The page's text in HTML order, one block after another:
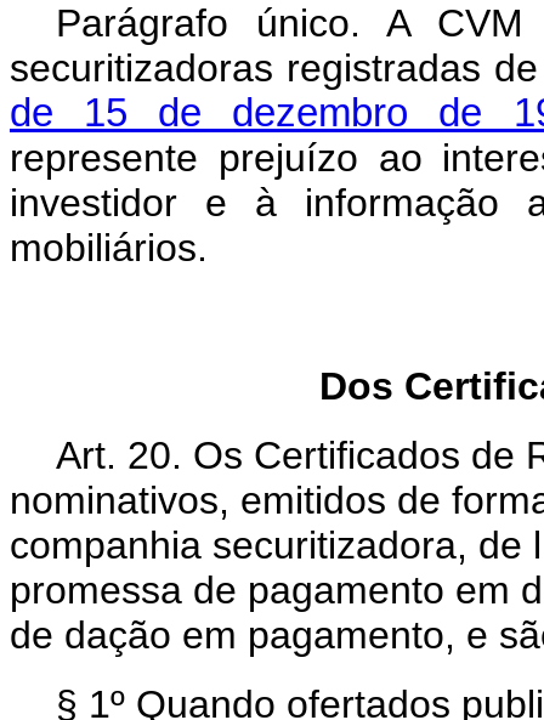
Parágrafo único. A
securitizadoras registradas
de 15 de dezembro de
represente prejuízo ao
investidor e à informação
mobiliários.
Dos
Art. 20. Os Certificados de
nominativos, emitidos de
companhia securitizadora, de
promessa de pagamento em
de dação em pagamento, e
§ 1º Quando ofertados